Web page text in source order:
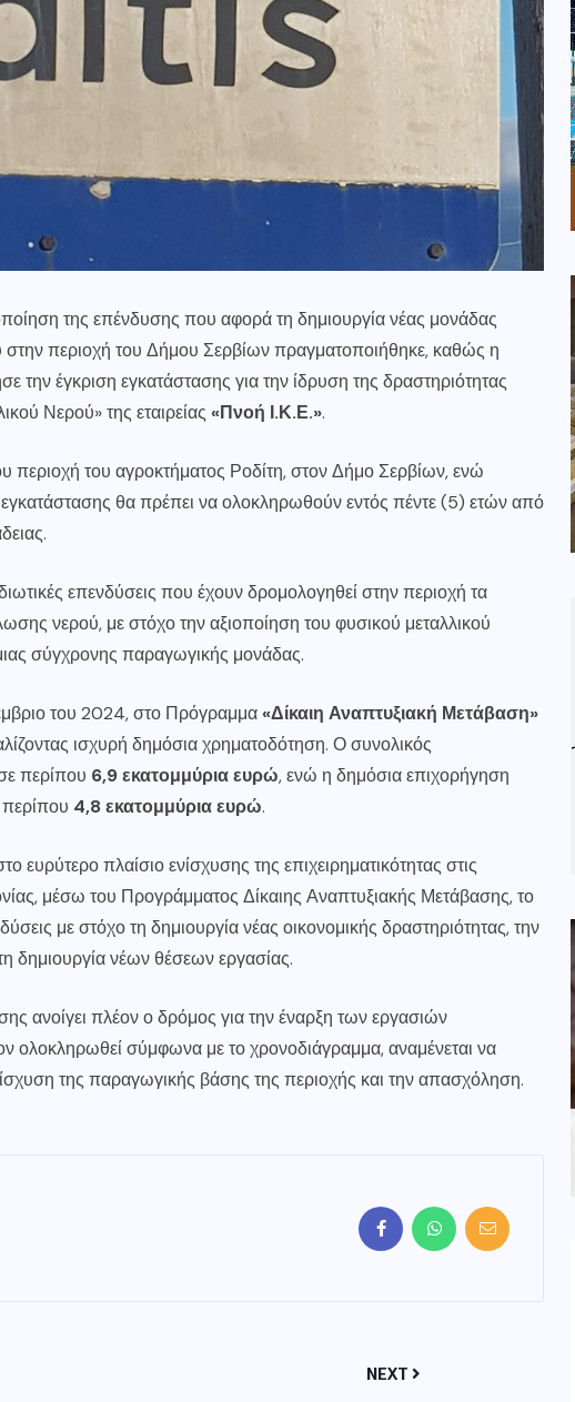
της επένδυσης που αφορά τη δημιουργία νέας μονάδας
στην περιοχή του Δήμου Σερβίων πραγματοποιήθηκε, καθώς η
την έγκριση εγκατάστασης για την ίδρυση της δραστηριότητας
Νερού» της εταιρείας «Πνοή Ι.Κ.Ε.».
περιοχή του αγροκτήματος Ροδίτη, στον Δήμο Σερβίων, ενώ
θα πρέπει να ολοκληρωθούν εντός πέντε (5) ετών από
επενδύσεις που έχουν δρομολογηθεί στην περιοχή τα
νερού, με στόχο την αξιοποίηση του φυσικού μεταλλικού
σύγχρονης παραγωγικής μονάδας.
του 2024, στο Πρόγραμμα«Δίκαιη Αναπτυξιακή Μετάβαση»
ισχυρή δημόσια χρηματοδότηση. Ο συνολικός
περίπου 6,9 εκατομμύρια ευρώ, ενώ η δημόσια επιχορήγηση
4,8 εκατομμύρια ευρώ.
ευρύτερο πλαίσιο ενίσχυσης της επιχειρηματικότητας στις
μέσω του Προγράμματος Δίκαιης Αναπτυξιακής Μετάβασης, το
με στόχο τη δημιουργία νέας οικονομικής δραστηριότητας, την
δημιουργία νέων θέσεων εργασίας.
ανοίγει πλέον ο δρόμος για την έναρξη των εργασιών
ολοκληρωθεί σύμφωνα με το χρονοδιάγραμμα, αναμένεται να
της παραγωγικής βάσης της περιοχής και την απασχόληση.
NEXT